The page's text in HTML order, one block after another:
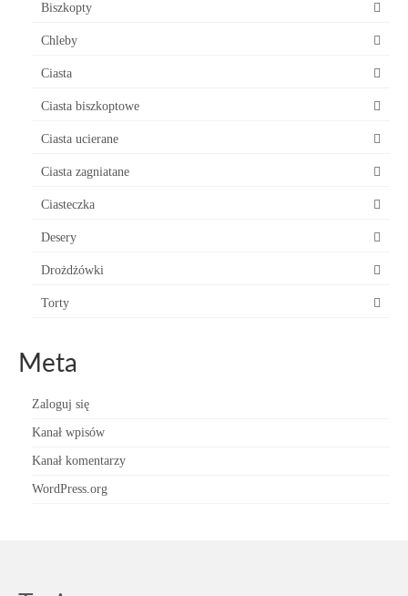
Biszkopty
Chleby
Ciasta
Ciasta biszkoptowe
Ciasta ucierane
Ciasta zagniatane
Ciasteczka
Desery
Drożdżówki
Torty
Meta
Zaloguj się
Kanał wpisów
Kanał komentarzy
WordPress.org